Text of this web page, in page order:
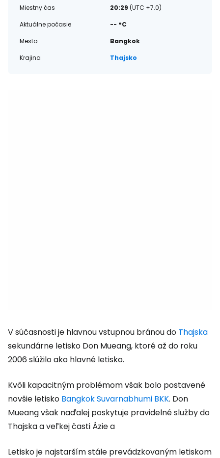
Miestny čas
20:29 (UTC +7.0)
Aktuálne počasie
-- °C
Mesto
Bangkok
Krajina
Thajsko
V súčasnosti je hlavnou vstupnou bránou do Thajska
sekundárne letisko Don Mueang, ktoré až do roku
2006 slúžilo ako hlavné letisko.
Kvôli kapacitným problémom však bolo postavené
novšie letisko Bangkok Suvarnabhumi BKK. Don
Mueang však naďalej poskytuje pravidelné služby do
Thajska a veľkej časti Ázie a
Letisko je najstarším stále prevádzkovaným letiskom